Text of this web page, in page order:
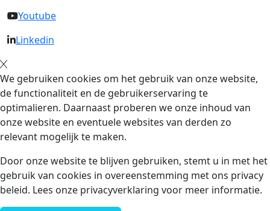
Youtube
Linkedin
We gebruiken cookies om het gebruik van onze website,
de functionaliteit en de gebruikerservaring te
optimalieren. Daarnaast proberen we onze inhoud van
onze website en eventuele websites van derden zo
relevant mogelijk te maken.
Door onze website te blijven gebruiken, stemt u in met het
gebruik van cookies in overeenstemming met ons privacy
beleid. Lees onze privacyverklaring voor meer informatie.